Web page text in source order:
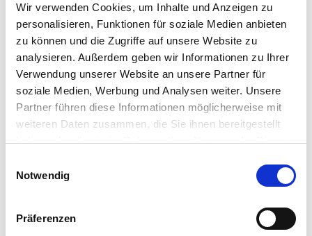
Wir verwenden Cookies, um Inhalte und Anzeigen zu
personalisieren, Funktionen für soziale Medien anbieten
zu können und die Zugriffe auf unsere Website zu
analysieren. Außerdem geben wir Informationen zu Ihrer
Verwendung unserer Website an unsere Partner für
soziale Medien, Werbung und Analysen weiter. Unsere
Partner führen diese Informationen möglicherweise mit
weiteren Daten zusammen, die Sie ihnen bereitgestellt
haben oder die sie im Rahmen Ihrer Nutzung der Dienste
Vollständige Datenschutzerklärung anzeigen
Notwendig
Präferenzen
Air-Cond International GmbH
Haushamer Straße 2
8054 Graz-Seiersberg
Austria
Telefon: +43 316 8089
E-Mail:aircond.office@carrier.com
Karriere